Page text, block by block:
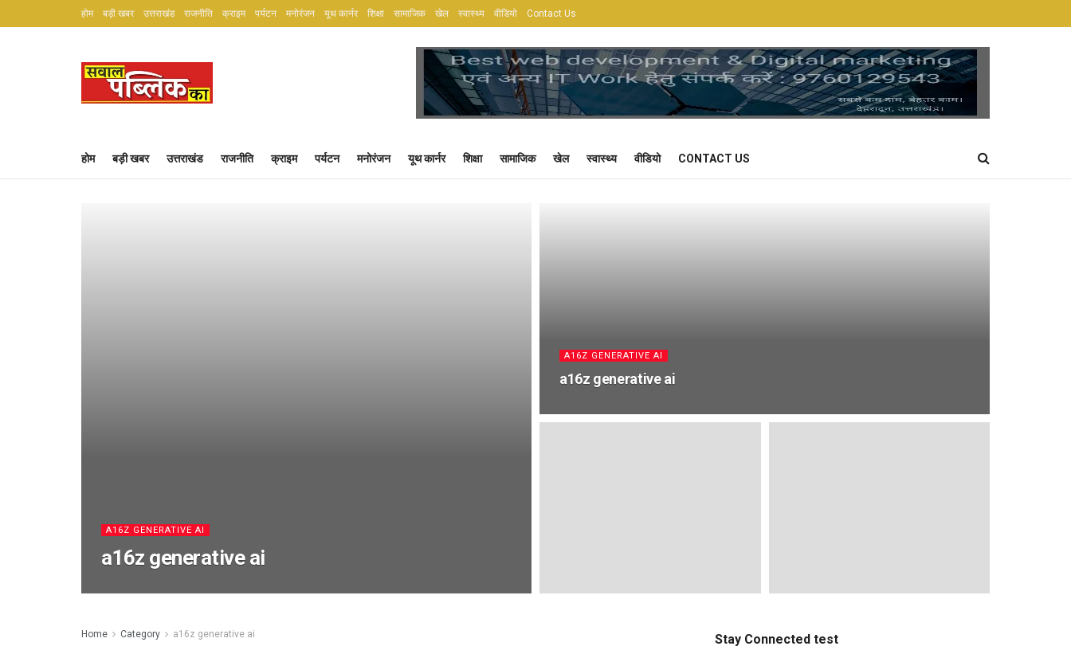
होम बड़ी खबर उत्तराखंड राजनीति क्राइम पर्यटन मनोरंजन यूथ कार्नर शिक्षा सामाजिक खेल स्वास्थ्य वीडियो Contact Us
होम बड़ी खबर उत्तराखंड राजनीति क्राइम पर्यटन मनोरंजन यूथ कार्नर शिक्षा सामाजिक खेल स्वास्थ्य वीडियो CONTACT US
A16Z GENERATIVE AI
a16z generative ai
A16Z GENERATIVE AI
a16z generative ai
Home Category a16z generative ai Stay Connected test